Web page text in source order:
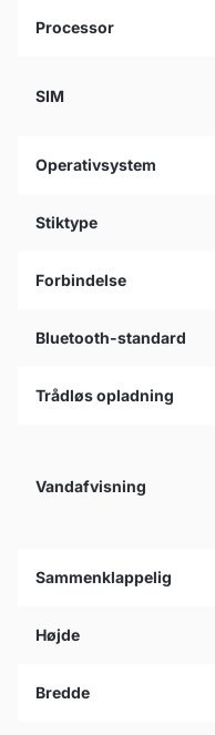
Processor
SIM
Operativsystem
Stiktype
Forbindelse
Bluetooth-standard
Trådløs opladning
Vandafvisning
Sammenklappelig
Højde
Bredde